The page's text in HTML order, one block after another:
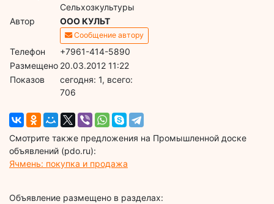
Сельхозкультуры
Автор
ООО КУЛЬТ
Сообщение автору
Телефон
+7961-414-5890
Размещено 20.03.2012 11:22
Показов
cегодня: 1, всего:
706
Смотрите также предложения на Промышленной доске
объявлений (pdo.ru):
Ячмень: покупка и продажа
Объявление размещено в разделах: